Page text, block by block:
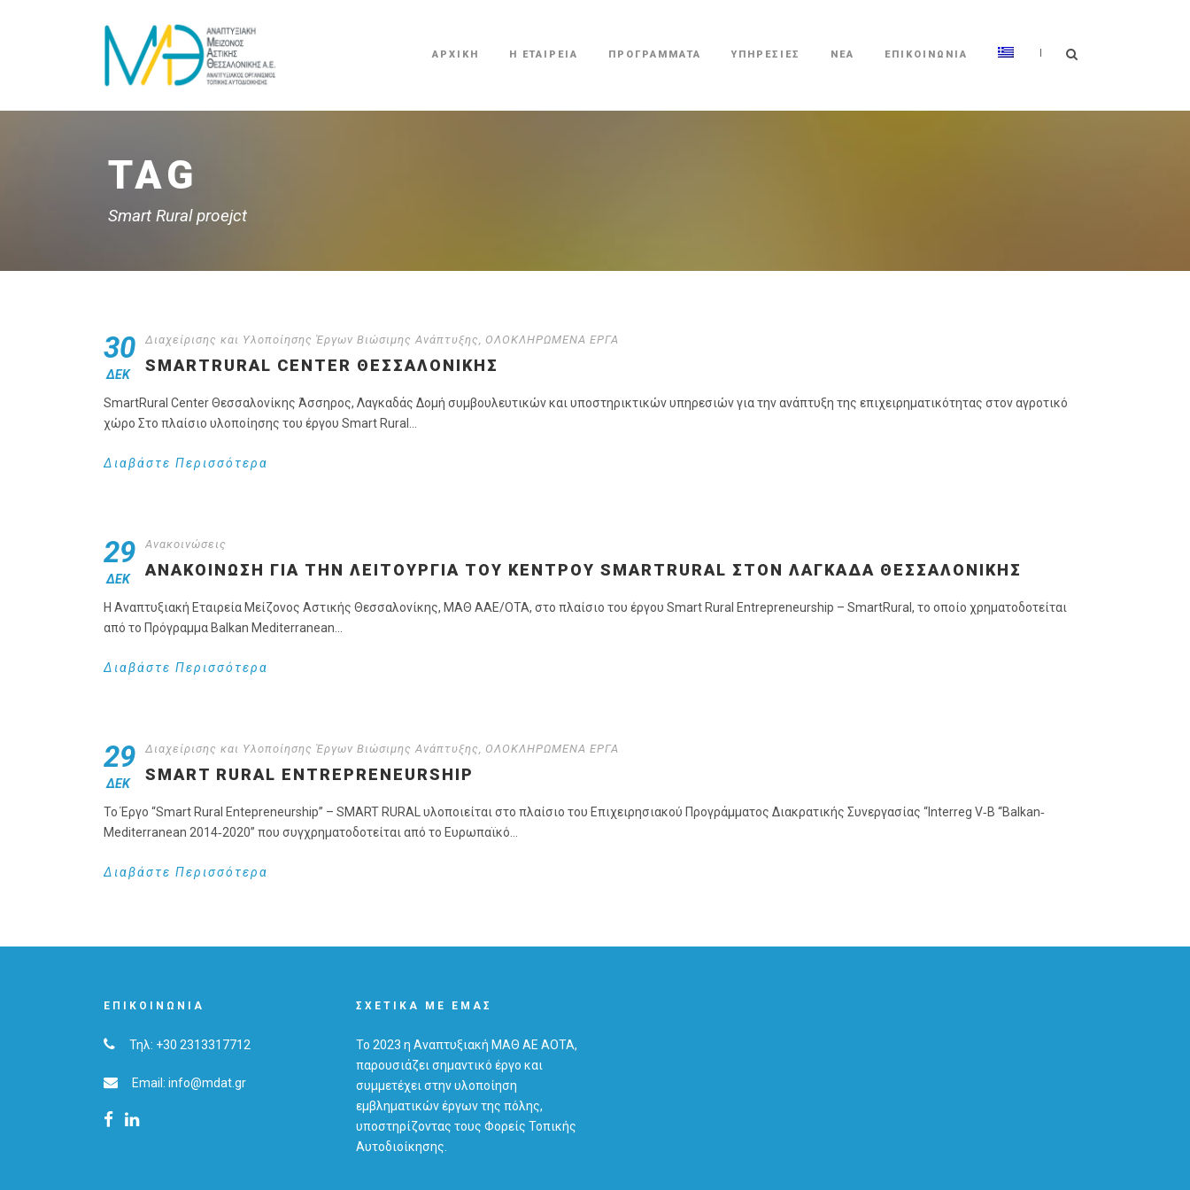
ΑΡΧΙΚΗ Η ΕΤΑΙΡΕΙΑ ΠΡΟΓΡΑΜΜΑΤΑ ΥΠΗΡΕΣΙΕΣ ΝΕΑ ΕΠΙΚΟΙΝΩΝΙΑ |
TAG
Smart Rural proejct
30
ΔΕΚ
Διαχείρισης και Υλοποίησης Έργων Βιώσιμης Ανάπτυξης ΟΛΟΚΛΗΡΩΜΕΝΑ ΕΡΓΑ
SMARTRURAL CENTER ΘΕΣΣΑΛΟΝΊΚΗΣ
SmartRural Center Θεσσαλονίκης Άσσηρος, Λαγκαδάς Δομή συμβουλευτικών και υποστηρικτικών υπηρεσιών για την ανάπτυξη της επιχειρηματικότητας στον αγροτικό
χώρο Στο πλαίσιο υλοποίησης του έργου Smart Rural...
Διαβάστε Περισσότερα
29
ΔΕΚ
Ανακοινώσεις
ΑΝΑΚΟΊΝΩΣΗ ΓΙΑ ΤΗΝ ΛΕΙΤΟΥΡΓΊΑ ΤΟΥ ΚΈΝΤΡΟΥ SMARTRURAL ΣΤΟΝ ΛΑΓΚΑΔΆ ΘΕΣΣΑΛΟΝΊΚΗΣ
Η Αναπτυξιακή Εταιρεία Μείζονος Αστικής Θεσσαλονίκης, ΜΑΘ ΑΑΕ/ΟΤΑ, στο πλαίσιο του έργου Smart Rural Entrepreneurship – SmartRural, το οποίο χρηματοδοτείται
από το Πρόγραμμα Balkan Mediterranean...
Διαβάστε Περισσότερα
29
ΔΕΚ
Διαχείρισης και Υλοποίησης Έργων Βιώσιμης Ανάπτυξης ΟΛΟΚΛΗΡΩΜΕΝΑ ΕΡΓΑ
SMART RURAL ENTREPRENEURSHIP
To Έργο “Smart Rural Entepreneurship” – SMART RURAL υλοποιείται στο πλαίσιο του Επιχειρησιακού Προγράμματος Διακρατικής Συνεργασίας “Interreg V‐Β “Balkan‐
Mediterranean 2014‐2020” που συγχρηματοδοτείται από το Ευρωπαϊκό...
Διαβάστε Περισσότερα
ΕΠΙΚΟΙΝΩΝΊΑ
Τηλ: +30 2313317712
Email: info@mdat.gr
ΣΧΕΤΙΚΆ ΜΕ ΕΜΆΣ
Το 2023 η Αναπτυξιακή ΜΑΘ ΑΕ ΑΟΤΑ,
παρουσιάζει σημαντικό έργο και
συμμετέχει στην υλοποίηση
εμβληματικών έργων της πόλης,
υποστηρίζοντας τους Φορείς Τοπικής
Αυτοδιοίκησης.